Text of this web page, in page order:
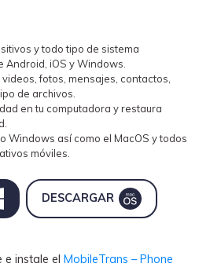
y todo tipo de sistema
Android, iOS y Windows.
fotos, mensajes, contactos,
de archivos.
en tu computadora y restaura
Windows así como el MacOS y todos
móviles.
DESCARGAR
e instale el MobileTrans – Phone